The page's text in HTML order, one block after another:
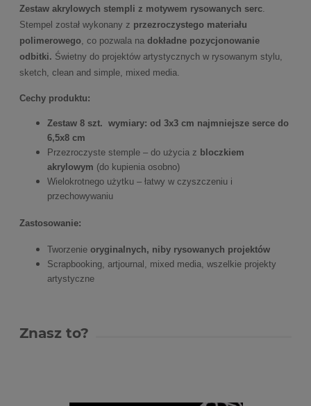
Zestaw akrylowych stempli z motywem rysowanych serc
Stempel został wykonany z przezroczystego materiału
polimerowego , co pozwala na dokładne pozycjonowanie
odbitki. Świetny do projektów artystycznych w rysowanym stylu,
sketch, clean and simple, mixed media.
Cechy produktu:
Zestaw 8 szt. wymiary: od 3x3 cm najmniejsze serce do
6,5x8 cm
Przezroczyste stemple – do użycia z bloczkiem
akrylowym (do kupienia osobno)
Wielokrotnego użytku – łatwy w czyszczeniu i
przechowywaniu
Zastosowanie:
Tworzenie oryginalnych, niby rysowanych projektów
Scrapbooking, artjournal, mixed media, wszelkie projekty
artystyczne
Znasz to?